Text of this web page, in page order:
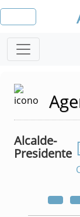
Alcalde-
Presidente